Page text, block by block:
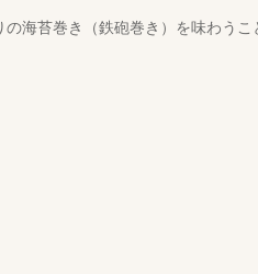
海苔巻き（鉄砲巻き）を味わう